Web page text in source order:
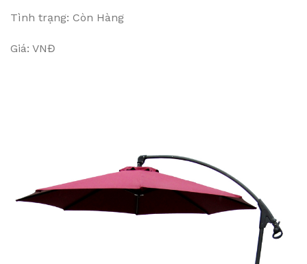
Tình trạng: Còn Hàng
Giá: VNĐ